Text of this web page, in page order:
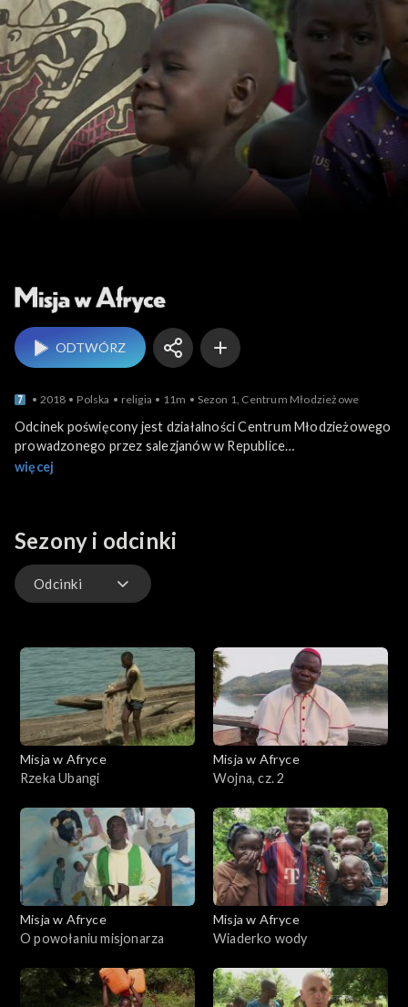
Misja w Afryce
ODTWÓRZ
2018 Polska religia 11m Sezon 1, Centrum Młodzieżowe
Odcinek poświęcony jest działalności Centrum Młodzieżowego
prowadzonego przez salezjanów w Republice
Środkowoafrykańskiej. Dowiadujemy się, jak spędzają w nim
więcej
Sezony i odcinki
Odcinki
Misja w Afryce
Rzeka Ubangi
Misja w Afryce
Wojna, cz. 2
Misja w Afryce
O powołaniu misjonarza
Misja w Afryce
Wiaderko wody